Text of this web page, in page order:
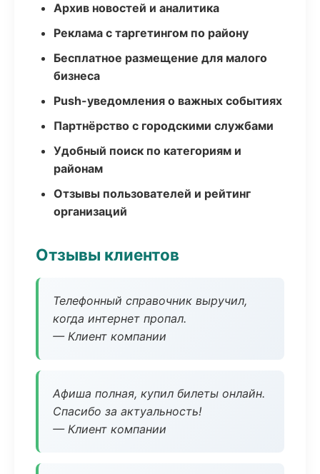
Архив новостей и аналитика
Реклама с таргетингом по району
Бесплатное размещение для малого
бизнеса
Push-уведомления о важных событиях
Партнёрство с городскими службами
Удобный поиск по категориям и
районам
Отзывы пользователей и рейтинг
организаций
Отзывы клиентов
Телефонный справочник выручил,
когда интернет пропал.
— Клиент компании
Афиша полная, купил билеты онлайн.
Спасибо за актуальность!
— Клиент компании